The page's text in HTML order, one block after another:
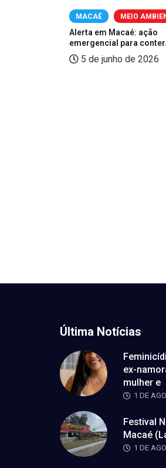
MACAÉ MEIO
Alerta em Macaé: ação
emergencial para
5 de junho de 2026
Última Notícias
ex-
mulher e
1 DE
Festival
Macaé
1 DE